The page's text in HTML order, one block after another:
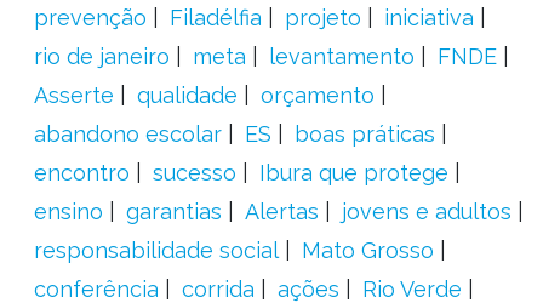
prevenção
Filadélfia projeto
iniciativa
rio de janeiro
meta levantamento
FNDE
Asserte
qualidade
orçamento
abandono escolar
ES
boas práticas
encontro
sucesso
Ibura que protege
ensino
garantias Alertas
jovens e adultos
responsabilidade social
Mato Grosso
conferência
corrida ações
Rio Verde